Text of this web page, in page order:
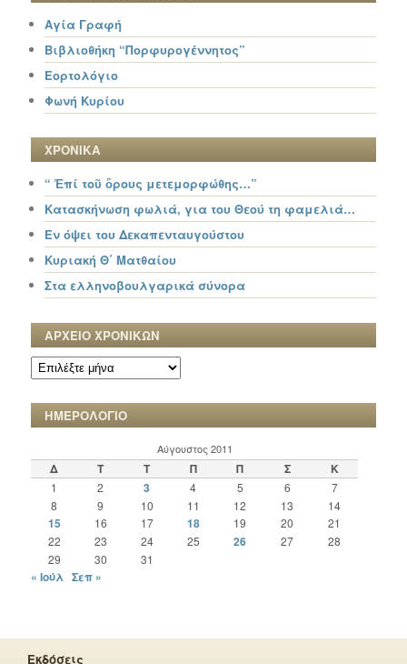
Αγία Γραφή
Βιβλιοθήκη “Πορφυρογέννητος”
Εορτολόγιο
Φωνή Κυρίου
ΧΡΟΝΙΚΑ
“ Ἐπί τοῦ ὄρους μετεμορφώθης…”
Κατασκήνωση φωλιά, για του Θεού τη φαμελιά…
Εν όψει του Δεκαπενταυγούστου
Κυριακή Θ΄ Ματθαίου
Στα ελληνοβουλγαρικά σύνορα
ΑΡΧΕΙΟ ΧΡΟΝΙΚΩΝ
ΑΡΧΕΙΟ
ΧΡΟΝΙΚΩΝ
ΗΜΕΡΟΛΟΓΙΟ
Αύγουστος 2011
Δ Τ Τ Π Π Σ Κ
1 2 3 4 5 6
7
8
9 10 11 12 13 14
15 16 17 18 19 20
21
22
23 24 25 26 27
28
29
30 31
« Ιούλ Σεπ »
Εκδόσεις